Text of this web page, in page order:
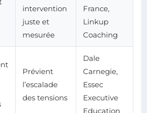
intervention
juste et
mesurée
France,
Linkup
Coaching
Prévient
l’escalade
des tensions
Dale
Carnegie,
Essec
Executive
Education